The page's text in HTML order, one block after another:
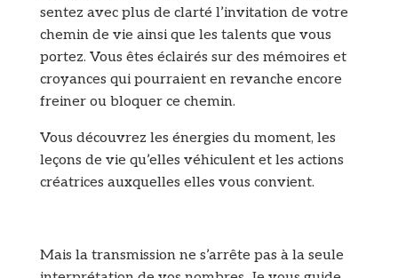
sentez avec plus de clarté l’invitation de votre
chemin de vie ainsi que les talents que vous
portez. Vous êtes éclairés sur des mémoires et
croyances qui pourraient en revanche encore
freiner ou bloquer ce chemin.
Vous découvrez les énergies du moment, les
leçons de vie qu’elles véhiculent et les actions
créatrices auxquelles elles vous convient.
Mais la transmission ne s’arrête pas à la seule